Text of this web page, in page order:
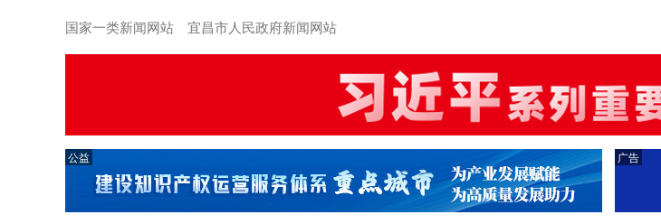
国家一类新闻网站 宜昌市人民政府新闻网站
公益 广告